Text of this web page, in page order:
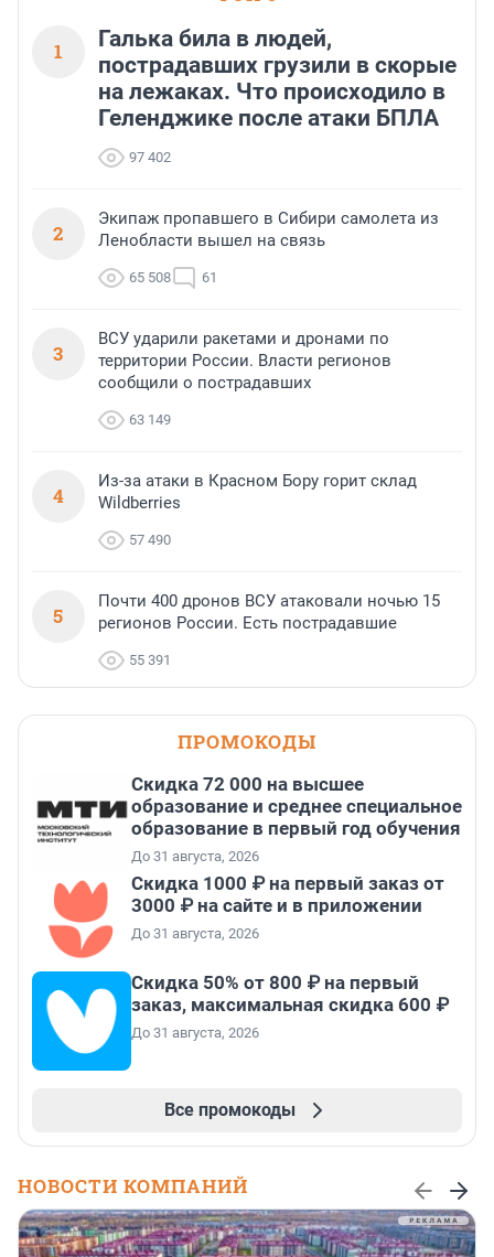
1
Галька била в людей,
пострадавших грузили в скорые
на лежаках. Что происходило в
Геленджике после атаки БПЛА
97 402
2
Экипаж пропавшего в Сибири самолета из
Ленобласти вышел на связь
65 508 61
3
ВСУ ударили ракетами и дронами по
территории России. Власти регионов
сообщили о пострадавших
63 149
4
Из-за атаки в Красном Бору горит склад
Wildberries
57 490
5
Почти 400 дронов ВСУ атаковали ночью 15
регионов России. Есть пострадавшие
55 391
ПРОМОКОДЫ
Скидка 72 000 на высшее
образование и среднее специальное
образование в первый год обучения
До 31 августа, 2026
Скидка 1000 ₽ на первый заказ от
3000 ₽ на сайте и в приложении
До 31 августа, 2026
Скидка 50% от 800 ₽ на первый
заказ, максимальная скидка 600 ₽
До 31 августа, 2026
Все промокоды
НОВОСТИ КОМПАНИЙ